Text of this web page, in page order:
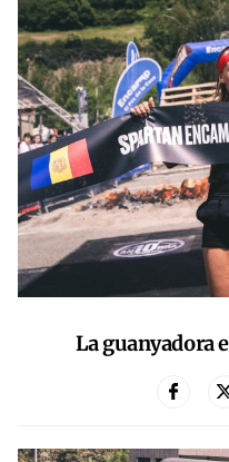
La guanyadora